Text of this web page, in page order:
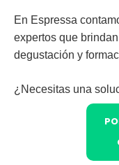
En Espressa
expertos que
degustación y
¿Necesitas una